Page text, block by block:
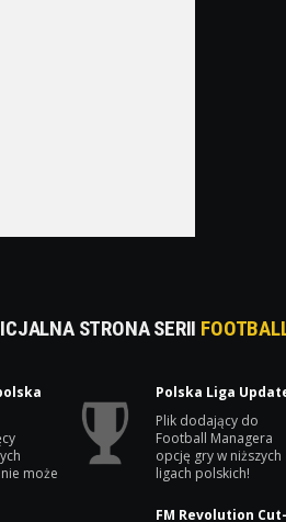
STRONA SERII
może
Polska Liga
Plik dodający do
Football Managera
opcję gry w niższych
ligach polskich!
FM Revolution